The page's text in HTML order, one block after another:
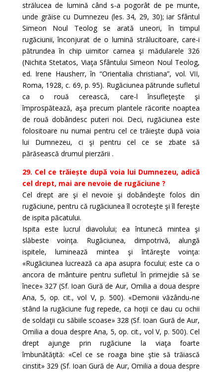
strălucea de lumină când s-a pogorât de pe munte,
unde grăise cu Dumnezeu (les. 34, 29, 30); iar Sfântul
Simeon Noul Teolog se arată uneori, în timpul
rugăciunii, înconjurat de o lumină strălucitoare, care-i
pătrundea în chip uimitor carnea şi mădularele 326
(Nichita Stetatos, Viaţa Sfântului Simeon Noul Teolog,
ed. Irene Hausherr, în “Orientalia christiana”, vol. VII,
Roma, 1928, c. 69, p. 95). Rugăciunea pătrunde sufletul
ca o rouă cerească, care-l însufleţeşte şi
împrospătează, aşa precum plantele răcorite noaptea
de rouă dobândesc puteri noi. Deci, rugăciunea este
folositoare nu numai pentru cel ce trăieşte după voia
lui Dumnezeu, ci şi pentru cel ce se zbate să
părăsească drumul pierzării .
29. Cel ce trăiește după voia lui Dumnezeu, adică
cel drept, mai are nevoie de rugăciune ?
Cel drept are şi el nevoie şi dobândeşte folos din
rugăciune, pentru că rugăciunea îl ocroteşte şi îl fereşte
de ispita păcatului.
Ispita este lucrul diavolului; ea întunecă mintea şi
slăbeste voinţa. Rugăciunea, dimpotrivă, alungă
ispitele, luminează mintea şi întăreşte voinţa:
«Rugăciunea lucrează ca apa asupra focului; este ca o
ancora de mântuire pentru sufletul în primejdie să se
înece» 327 (Sf. Ioan Gură de Aur, Omilia a doua despre
Ana, 5, op. cit., vol V, p. 500). «Demonii văzându-ne
stând la rugăciune fug repede, ca hoţii ce dau cu ochii
de soldaţii cu săbiile scoase» 328 (Sf. Ioan Gură de Aur,
Omilia a doua despre Ana, 5, op. cit., vol V, p. 500). Cel
drept ajunge prin rugăciune la viaţa foarte
îmbunătăţită: «Cel ce se roaga bine ştie să trăiască
cinstit» 329 (Sf. Ioan Gură de Aur, Omilia a doua despre